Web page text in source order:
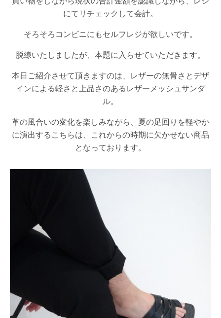
にてリチェックして会計。
そろそろコンビニにもセルフレジが欲しいです。
脱線いたしましたが、本題に入らせていただきます。
本日ご紹介させて頂きますのは、レザーの無骨さとデザ
インによる軽さと上品さのあるレザーメッシュサンダ
ル。
革の風合いの変化を楽しみながら、夏の足回りを軽やか
に演出するこちらは、これからの時期に欠かせない商品
となっております。